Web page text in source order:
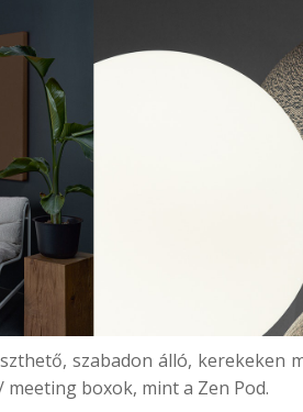
szabadon álló, kerekeken
meeting boxok, mint a Zen Pod.